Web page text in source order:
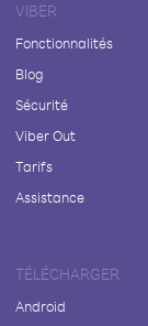
VIBER
Fonctionnalités
Blog
Sécurité
Viber Out
Tarifs
Assistance
TÉLÉCHARGER
Android